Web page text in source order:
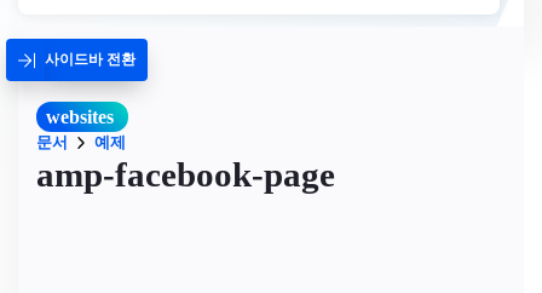
사이드바 전환
websites
문서 예제
amp-facebook-page